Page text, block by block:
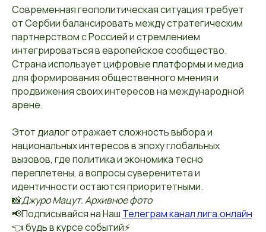
Современная геополитическая ситуация требует
от Сербии балансировать между стратегическим
партнерством с Россией и стремлением
интегрироваться в европейское сообщество.
Страна использует цифровые платформы и медиа
для формирования общественного мнения и
продвижения своих интересов на международной
арене.
Этот диалог отражает сложность выбора и
национальных интересов в эпоху глобальных
вызовов, где политика и экономика тесно
переплетены, а вопросы суверенитета и
идентичности остаются приоритетными.
📸Джуро Мацут. Архивное фото
📢Подписывайся на Наш Телеграм канал лига.онлайн
👈 будь в курсе событий⚡️